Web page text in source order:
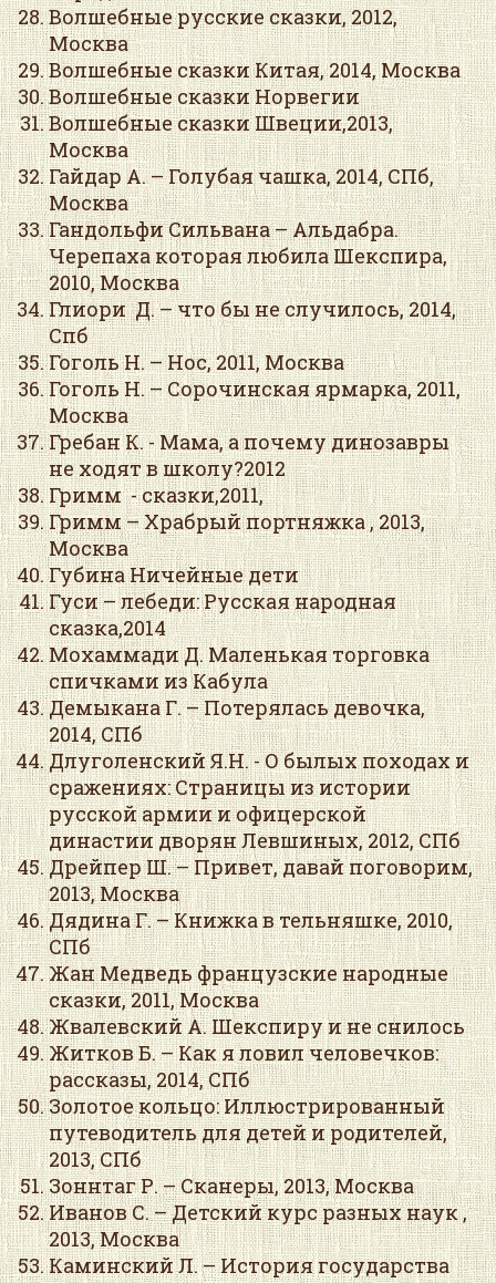
Волшебные русские сказки, 2012,
Москва
Волшебные сказки Китая, 2014, Москва
Волшебные сказки Норвегии
Волшебные сказки Швеции,2013,
Москва
Гайдар А. – Голубая чашка, 2014, СПб,
Москва
Гандольфи Сильвана – Альдабра.
Черепаха которая любила Шекспира,
2010, Москва
Глиори Д. – что бы не случилось, 2014,
Спб
Гоголь Н. – Нос, 2011, Москва
Гоголь Н. – Сорочинская ярмарка, 2011,
Москва
Гребан К. - Мама, а почему динозавры
не ходят в школу?2012
Гримм - сказки,2011,
Гримм – Храбрый портняжка , 2013,
Москва
Губина Ничейные дети
Гуси – лебеди: Русская народная
сказка,2014
Мохаммади Д. Маленькая торговка
спичками из Кабула
Демыкана Г. – Потерялась девочка,
2014, СПб
Длуголенский Я.Н. - О былых походах и
сражениях: Страницы из истории
русской армии и офицерской
династии дворян Левшиных, 2012, СПб
Дрейпер Ш. – Привет, давай поговорим,
2013, Москва
Дядина Г. – Книжка в тельняшке, 2010,
СПб
Жан Медведь французские народные
сказки, 2011, Москва
Жвалевский А. Шекспиру и не снилось
Житков Б. – Как я ловил человечков:
рассказы, 2014, СПб
Золотое кольцо: Иллюстрированный
путеводитель для детей и родителей,
2013, СПб
Зоннтаг Р. – Сканеры, 2013, Москва
Иванов С. – Детский курс разных наук ,
2013, Москва
Каминский Л. – История государства